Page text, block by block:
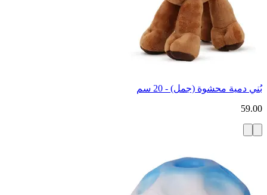
بُني دمية محشوة (جمل) - 20 سم
59.00